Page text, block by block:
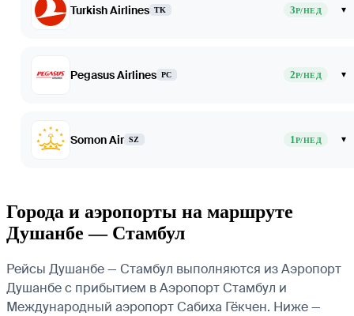
Turkish Airlines TK 3Р/НЕД ▾
Pegasus Airlines PC 2Р/НЕД ▾
Somon Air SZ 1Р/НЕД ▾
Города и аэропорты на маршруте
Душанбе — Стамбул
Рейсы Душанбе — Стамбул выполняются из Аэропорт
Душанбе с прибытием в Аэропорт Стамбул и
Международный аэропорт Сабиха Гёкчен. Ниже —